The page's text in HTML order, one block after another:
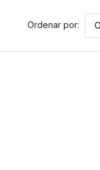
Ordenar por: